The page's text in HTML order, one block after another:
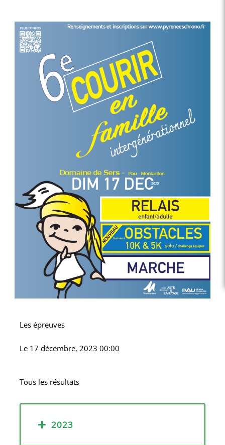
Les épreuves
Le 17 décembre, 2023 00:00
Tous les résultats
2023